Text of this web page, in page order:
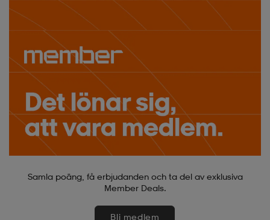
Samla poäng, få erbjudanden och ta del av exklusiva
Member Deals.
Bli medlem